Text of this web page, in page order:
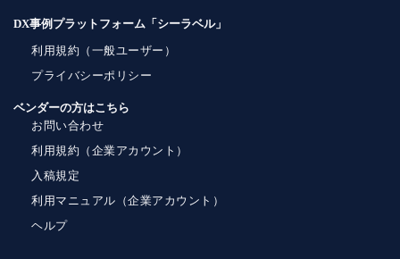
DX事例プラットフォーム「シーラベル」
利用規約（一般ユーザー）
プライバシーポリシー
ベンダーの方はこちら
お問い合わせ
利用規約（企業アカウント）
入稿規定
利用マニュアル（企業アカウント）
ヘルプ